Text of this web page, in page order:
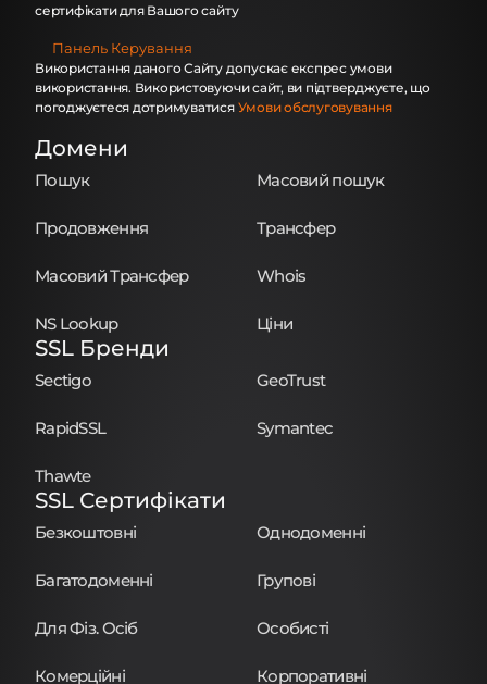
сертифікати для Вашого сайту
Панель Керування
Використання даного Сайту допускає експрес умови
використання. Використовуючи сайт, ви підтверджуєте, що
погоджуєтеся дотримуватися Умови обслуговування
Домени
Пошук Масовий пошук
Продовження Трансфер
Масовий Трансфер Whois
NS Lookup Ціни
SSL Бренди
Sectigo GeoTrust
RapidSSL Symantec
Thawte
SSL Сертифікати
Безкоштовні Однодоменні
Багатодоменні Групові
Для Фіз. Осіб Особисті
Комерційні Корпоративні